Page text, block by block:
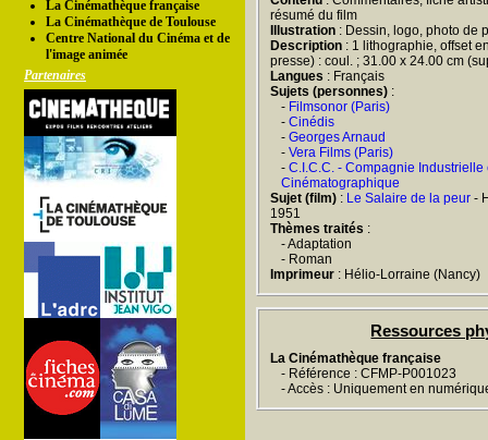
La Cinémathèque française
La Cinémathèque de Toulouse
Centre National du Cinéma et de
l'image animée
Partenaires
résumé du film
Illustration : Dessin, logo, photo de
Description : 1 lithographie, offset
presse) : coul. ; 31.00 x 24.00 cm
Langues : Français
Sujets (personnes) :
- Filmsonor (Paris)
- Cinédis
- Georges Arnaud
- Vera Films (Paris)
- C.I.C.C. - Compagnie
Cinématographique
Sujet (film) : Le Salaire de la peur -
1951
Thèmes traités :
- Adaptation
- Roman
Imprimeur : Hélio-Lorraine (Nancy)
Ressources
La Cinémathèque française
- Référence : CFMP-P001023
- Accès : Uniquement en